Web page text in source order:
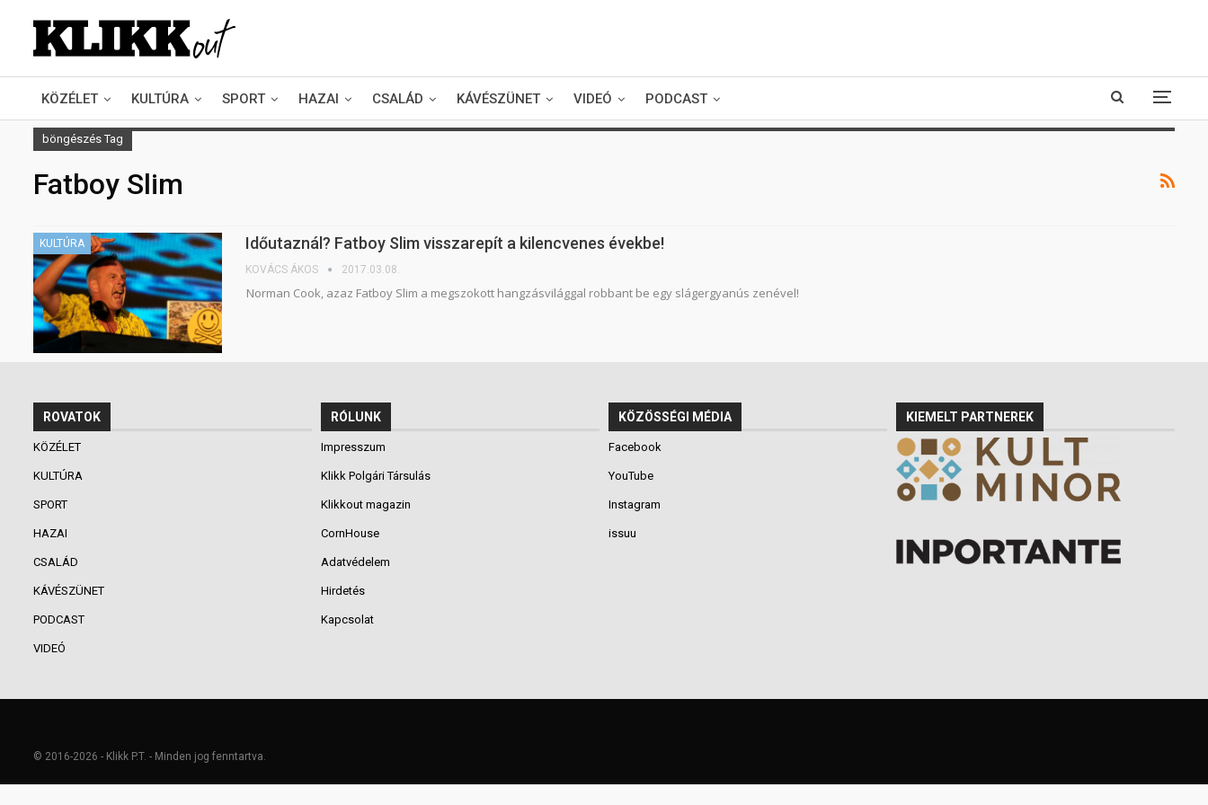
KÖZÉLET KULTÚRA SPORT HAZAI CSALÁD KÁVÉSZÜNET VIDEÓ PODCAST
böngészés Tag
Fatboy Slim
KULTÚRA Időutaznál? Fatboy Slim visszarepít a kilencvenes évekbe!
KOVÁCS ÁKOS 2017.03.08.
Norman Cook, azaz Fatboy Slim a megszokott hangzásvilággal robbant be egy slágergyanús zenével!
ROVATOK
KÖZÉLET
KULTÚRA
SPORT
HAZAI
CSALÁD
KÁVÉSZÜNET
PODCAST
VIDEÓ
RÓLUNK
Impresszum
Klikk Polgári Társulás
Klikkout magazin
CornHouse
Adatvédelem
Hirdetés
Kapcsolat
KÖZÖSSÉGI MÉDIA
Facebook
YouTube
Instagram
issuu
KIEMELT PARTNEREK
© 2016-2026 - Klikk P.T. - Minden jog fenntartva.